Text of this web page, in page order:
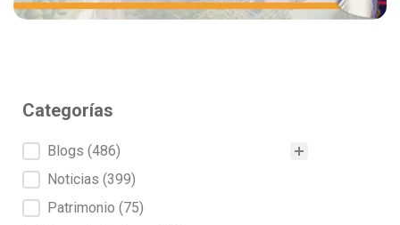
Categorías
Categorías
Blogs (486)
Noticias (399)
Patrimonio (75)